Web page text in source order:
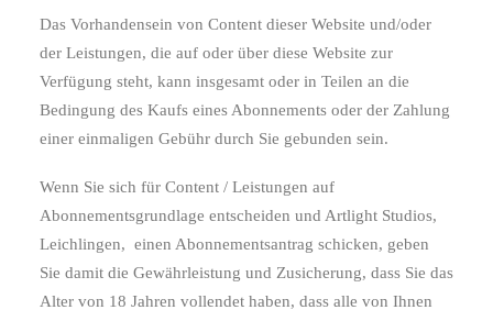
Das Vorhandensein von Content dieser Website und/oder
der Leistungen, die auf oder über diese Website zur
Verfügung steht, kann insgesamt oder in Teilen an die
Bedingung des Kaufs eines Abonnements oder der Zahlung
einer einmaligen Gebühr durch Sie gebunden sein.
Wenn Sie sich für Content / Leistungen auf
Abonnementsgrundlage entscheiden und Artlight Studios,
Leichlingen, einen Abonnementsantrag schicken, geben
Sie damit die Gewährleistung und Zusicherung, dass Sie das
Alter von 18 Jahren vollendet haben, dass alle von Ihnen